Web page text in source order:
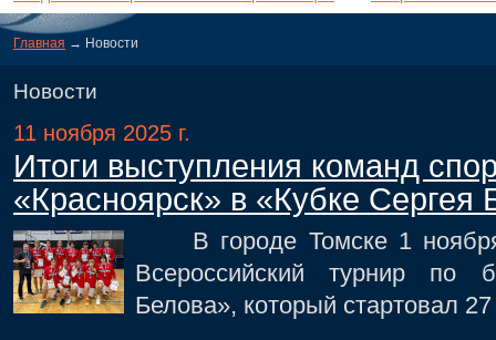
Главная → Новости
Новости
11 ноября 2025 г.
Итоги выступления команд
«Красноярск» в «Кубке Сергея
В городе Томске 1 ноября
Всероссийский турнир по
Белова», который стартовал